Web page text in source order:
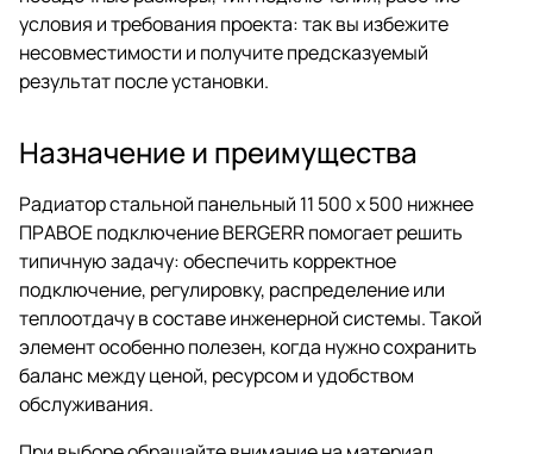
условия и требования проекта: так вы избежите
несовместимости и получите предсказуемый
результат после установки.
Назначение и преимущества
Радиатор стальной панельный 11 500 x 500 нижнее
ПРАВОЕ подключение BERGERR помогает решить
типичную задачу: обеспечить корректное
подключение, регулировку, распределение или
теплоотдачу в составе инженерной системы. Такой
элемент особенно полезен, когда нужно сохранить
баланс между ценой, ресурсом и удобством
обслуживания.